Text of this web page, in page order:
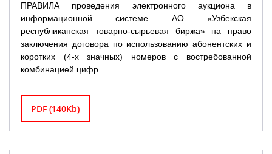
ПРАВИЛА проведения электронного аукциона в
информационной системе АО «Узбекская
республиканская товарно-сырьевая биржа» на право
заключения договора по использованию абонентских и
коротких (4-х значных) номеров с востребованной
комбинацией цифр
PDF (140Kb)